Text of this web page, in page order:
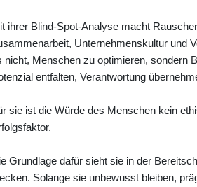
ihrer Blind-Spot-Analyse macht
Unternehmenskultur und
nicht, Menschen zu optimieren, sondern
entfalten, Verantwortung
sie ist die Würde des Menschen kein
Grundlage dafür sieht sie in der
Solange sie unbewusst bleiben,